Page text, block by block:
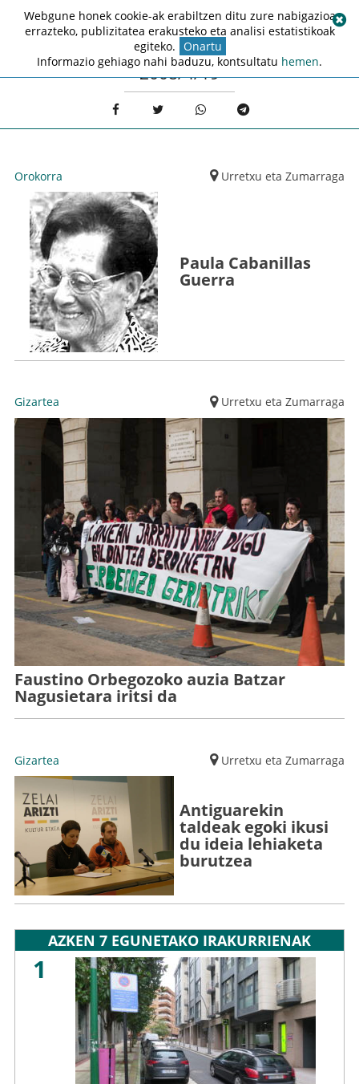
2008/4/19
Orokorra Urretxu eta Zumarraga
Paula Cabanillas
Guerra
Gizartea Urretxu eta Zumarraga
Faustino Orbegozoko auzia Batzar
Nagusietara iritsi da
Gizartea Urretxu eta Zumarraga
Antiguarekin
taldeak egoki ikusi
du ideia lehiaketa
burutzea
AZKEN 7 EGUNETAKO IRAKURRIENAK
1
Webgune honek cookie-ak erabiltzen ditu zure nabigazioa
errazteko, publizitatea erakusteko eta analisi estatistikoak
egiteko. Onartu
Informazio gehiago nahi baduzu, kontsultatu hemen.